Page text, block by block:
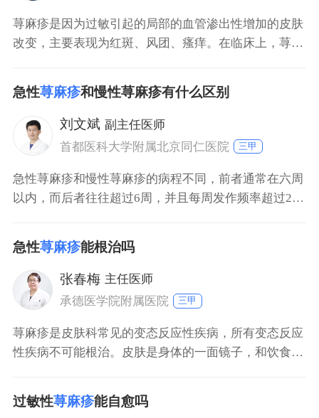
荨麻疹是因为过敏引起的局部的血管渗出性增加的皮肤
改变，主要表现为红斑、风团、瘙痒。在临床上，荨麻
月以内的荨麻疹称为急性荨麻疹，病程超过3个月的荨
麻疹，则称为慢性荨麻疹。对于荨麻疹来讲，致敏因素
有十几类、一百多种。常见的季节性荨麻疹，通常是花
粉所引起。食用含有异种蛋白的鱼、虾、海鲜等食物因
素，
急性荨麻疹和慢性荨麻疹有什么区别
刘文斌 副主任医师
首都医科大学附属北京同仁医院
三甲
急性荨麻疹和慢性荨麻疹的病程不同，前者通常在六周
以内，而后者往往超过6周，并且每周发作频率超过2
麻疹，均属于过敏性疾病，所以日常生活中应该注意远
离过敏源。
急性荨麻疹能根治吗
张春梅 主任医师
承德医学院附属医院
三甲
荨麻疹是皮肤科常见的变态反应性疾病，所有变态反应
性疾病不可能根治。皮肤是身体的一面镜子，和饮食习
外因素，才可以防治复发。根治后再也不犯不可能，因
为平时饮食习惯、生活习惯，甚至情绪都会有影响。急
过敏性荨麻疹能自愈吗